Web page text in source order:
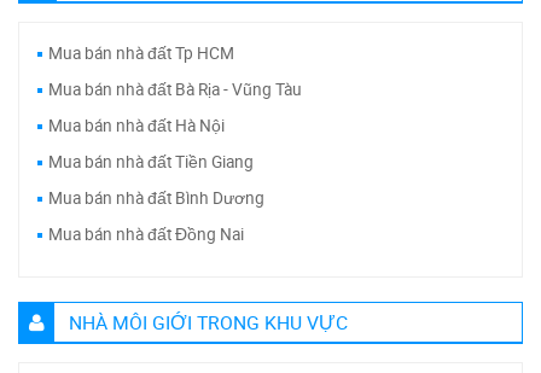
Mua bán nhà đất Tp HCM
Mua bán nhà đất Bà Rịa - Vũng Tàu
Mua bán nhà đất Hà Nội
Mua bán nhà đất Tiền Giang
Mua bán nhà đất Bình Dương
Mua bán nhà đất Đồng Nai
NHÀ MÔI GIỚI TRONG KHU VỰC